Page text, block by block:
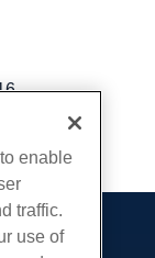
enable
traffic.
use of